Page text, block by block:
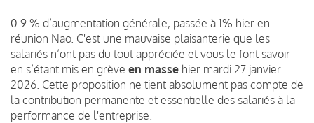
0.9 % d’augmentation générale, passée à 1% hier en
réunion Nao. C'est une mauvaise plaisanterie que les
salariés n’ont pas du tout appréciée et vous le font savoir
en s’étant mis en grève en masse hier mardi 27 janvier
2026. Cette proposition ne tient absolument pas compte de
la contribution permanente et essentielle des salariés à la
performance de l'entreprise.